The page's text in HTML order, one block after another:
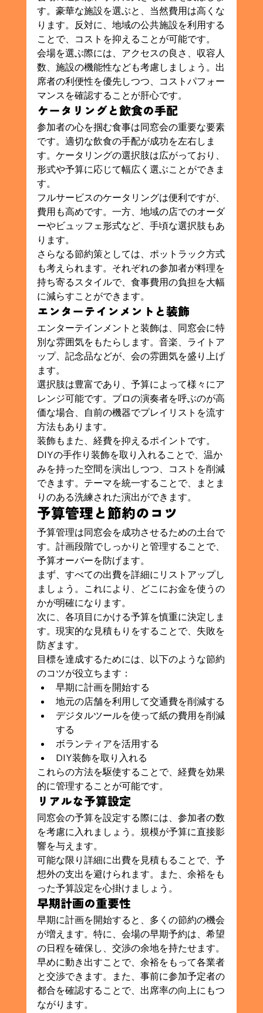
す。豪華な施設を選ぶと、当然費用は高くな
ります。反対に、地域の公共施設を利用する
ことで、コストを抑えることが可能です。
会場を選ぶ際には、アクセスの良さ、収容人
数、施設の機能性なども考慮しましょう。出
席者の利便性を優先しつつ、コストパフォー
マンスを確認することが肝心です。
ケータリングと飲食の手配
参加者の心を掴む食事は同窓会の重要な要素
です。適切な飲食の手配が成功を左右しま
す。ケータリングの選択肢は広がっており、
形式や予算に応じて幅広く選ぶことができま
す。
フルサービスのケータリングは便利ですが、
費用も高めです。一方、地域の店でのオーダ
ーやビュッフェ形式など、手頃な選択肢もあ
ります。
さらなる節約策としては、ポットラック方式
も考えられます。それぞれの参加者が料理を
持ち寄るスタイルで、食事費用の負担を大幅
に減らすことができます。
エンターテインメントと装飾
エンターテインメントと装飾は、同窓会に特
別な雰囲気をもたらします。音楽、ライトア
ップ、記念品などが、会の雰囲気を盛り上げ
ます。
選択肢は豊富であり、予算によって様々にア
レンジ可能です。プロの演奏者を呼ぶのが高
価な場合、自前の機器でプレイリストを流す
方法もあります。
装飾もまた、経費を抑えるポイントです。
DIYの手作り装飾を取り入れることで、温か
みを持った空間を演出しつつ、コストを削減
できます。テーマを統一することで、まとま
りのある洗練された演出ができます。
予算管理と節約のコツ
予算管理は同窓会を成功させるための土台で
す。計画段階でしっかりと管理することで、
予算オーバーを防げます。
まず、すべての出費を詳細にリストアップし
ましょう。これにより、どこにお金を使うの
かが明確になります。
次に、各項目にかける予算を慎重に決定しま
す。現実的な見積もりをすることで、失敗を
防ぎます。
目標を達成するためには、以下のような節約
のコツが役立ちます：
早期に計画を開始する
地元の店舗を利用して交通費を削減する
デジタルツールを使って紙の費用を削減
する
ボランティアを活用する
DIY装飾を取り入れる
これらの方法を駆使することで、経費を効果
的に管理することが可能です。
リアルな予算設定
同窓会の予算を設定する際には、参加者の数
を考慮に入れましょう。規模が予算に直接影
響を与えます。
可能な限り詳細に出費を見積もることで、予
想外の支出を避けられます。また、余裕をも
った予算設定を心掛けましょう。
早期計画の重要性
早期に計画を開始すると、多くの節約の機会
が増えます。特に、会場の早期予約は、希望
の日程を確保し、交渉の余地を持たせます。
早めに動き出すことで、余裕をもって各業者
と交渉できます。また、事前に参加予定者の
都合を確認することで、出席率の向上にもつ
ながります。